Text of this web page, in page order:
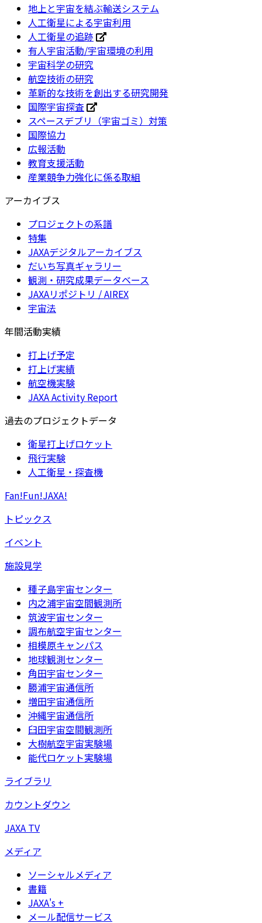
地上と宇宙を結ぶ輸送システム
人工衛星による宇宙利用
人工衛星の追跡
有人宇宙活動/宇宙環境の利用
宇宙科学の研究
航空技術の研究
革新的な技術を創出する研究開発
国際宇宙探査
スペースデブリ（宇宙ゴミ）対策
国際協力
広報活動
教育支援活動
産業競争力強化に係る取組
アーカイブス
プロジェクトの系譜
特集
JAXAデジタルアーカイブス
だいち写真ギャラリー
観測・研究成果データベース
JAXAリポジトリ / AIREX
宇宙法
年間活動実績
打上げ予定
打上げ実績
航空機実験
JAXA Activity Report
過去のプロジェクトデータ
衛星打上げロケット
飛行実験
人工衛星・探査機
Fan!Fun!JAXA!
トピックス
イベント
施設見学
種子島宇宙センター
内之浦宇宙空間観測所
筑波宇宙センター
調布航空宇宙センター
相模原キャンパス
地球観測センター
角田宇宙センター
勝浦宇宙通信所
増田宇宙通信所
沖縄宇宙通信所
臼田宇宙空間観測所
大樹航空宇宙実験場
能代ロケット実験場
ライブラリ
カウントダウン
JAXA TV
メディア
ソーシャルメディア
書籍
JAXA's +
メール配信サービス